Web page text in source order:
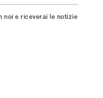
noi e riceverai le notizie